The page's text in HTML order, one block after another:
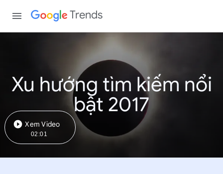
Trends
Xu hướng tìm kiếm nổi
bật 2017
Xem Video
02:01